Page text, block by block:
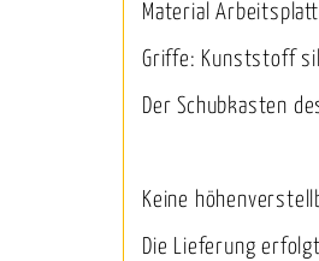
Material
Griffe: Kunststoff
Der Schubkasten
Keine
Die Lieferung